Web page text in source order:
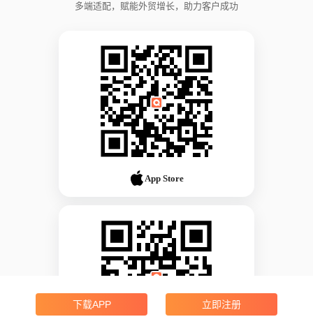
多端适配，赋能外贸增长，助力客户成功
App Store
下载APP 立即注册